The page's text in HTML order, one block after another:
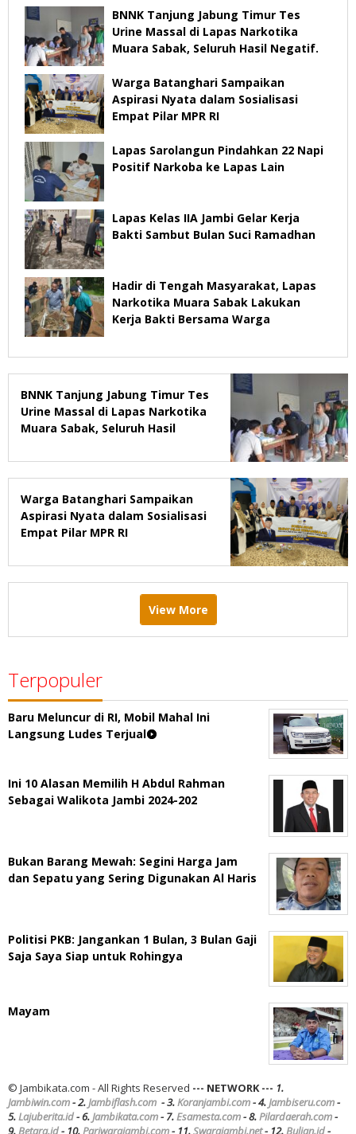
BNNK Tanjung Jabung Timur Tes
Urine Massal di Lapas Narkotika
Muara Sabak, Seluruh Hasil Negatif.
Warga Batanghari Sampaikan
Aspirasi Nyata dalam Sosialisasi
Empat Pilar MPR RI
Lapas Sarolangun Pindahkan 22 Napi
Positif Narkoba ke Lapas Lain
Lapas Kelas IIA Jambi Gelar Kerja
Bakti Sambut Bulan Suci Ramadhan
Hadir di Tengah Masyarakat, Lapas
Narkotika Muara Sabak Lakukan
Kerja Bakti Bersama Warga
BNNK Tanjung Jabung Timur Tes
Urine Massal di Lapas Narkotika
Muara Sabak, Seluruh Hasil
Warga Batanghari Sampaikan
Aspirasi Nyata dalam Sosialisasi
Empat Pilar MPR RI
View More
Terpopuler
Baru Meluncur di RI, Mobil Mahal Ini
Langsung Ludes Terjual
Ini 10 Alasan Memilih H Abdul Rahman
Sebagai Walikota Jambi 2024-202
Bukan Barang Mewah: Segini Harga Jam
dan Sepatu yang Sering Digunakan Al Haris
Politisi PKB: Jangankan 1 Bulan, 3 Bulan Gaji
Saja Saya Siap untuk Rohingya
Mayam
© Jambikata.com - All Rights Reserved --- NETWORK --- 1.
Jambiwin.com- 2.Jambiflash.com - 3.Koranjambi.com- 4.Jambiseru.com-
5.Lajuberita.id- 6.Jambikata.com- 7.Esamesta.com- 8.Pilardaerah.com-
9. Betara.id- 10. Pariwarajambi.com- 11.Swarajambi.net- 12. Bulian.id-